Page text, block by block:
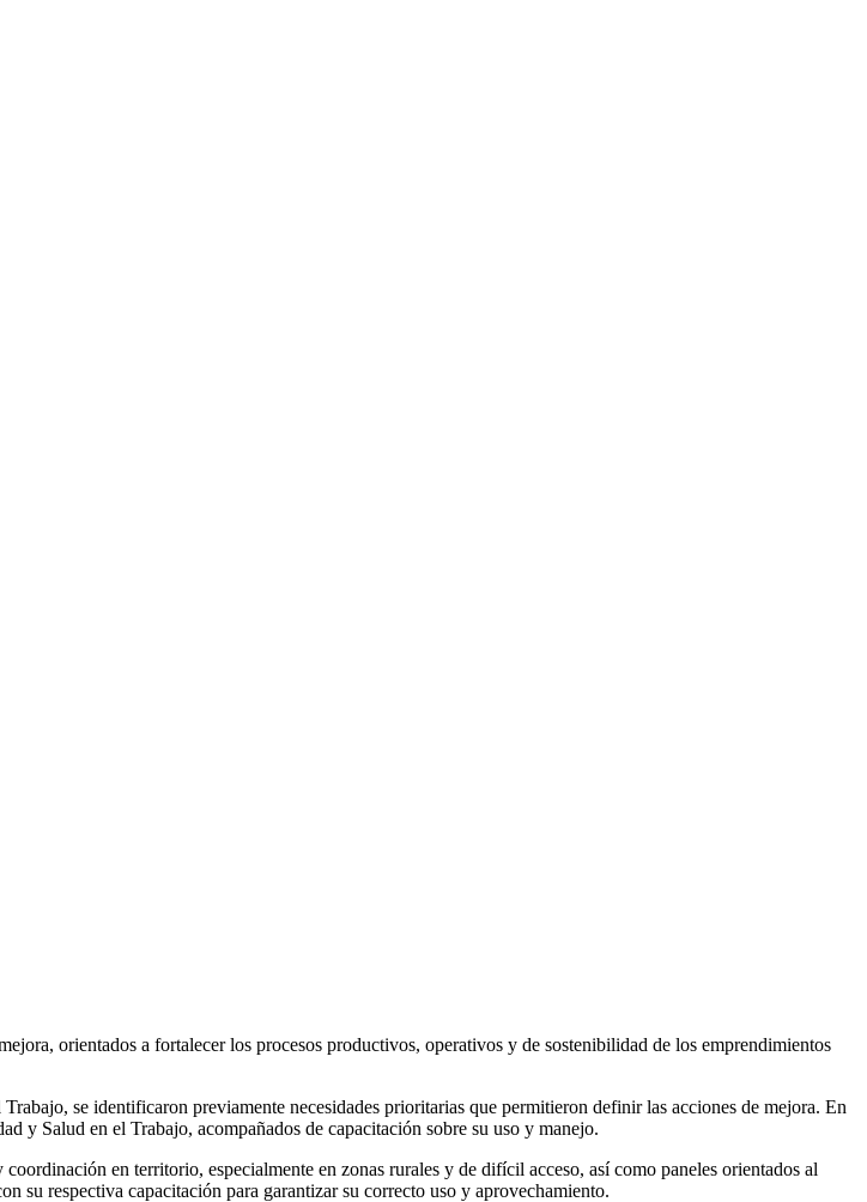
orientados a fortalecer los procesos productivos, operativos y de sostenibilidad de los emprendimientos
se identificaron previamente necesidades prioritarias que permitieron definir las acciones de mejora. En
y Salud en el Trabajo, acompañados de capacitación sobre su uso y manejo.
en territorio, especialmente en zonas rurales y de difícil acceso, así como paneles orientados al
su respectiva capacitación para garantizar su correcto uso y aprovechamiento.